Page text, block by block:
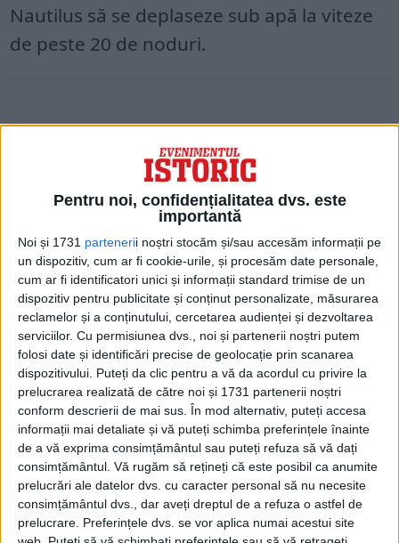
Pentru noi, confidențialitatea dvs. este
importantă
Noi și 1731 partenerii noștri stocăm și/sau accesăm informații pe
un dispozitiv, cum ar fi cookie-urile, și procesăm date personale,
cum ar fi identificatori unici și informații standard trimise de un
dispozitiv pentru publicitate și conținut personalizate, măsurarea
reclamelor și a conținutului, cercetarea audienței și dezvoltarea
serviciilor. Cu permisiunea dvs., noi și partenerii noștri putem
folosi date și identificări precise de geolocație prin scanarea
dispozitivului. Puteți da clic pentru a vă da acordul cu privire la
prelucrarea realizată de către noi și 1731 partenerii noștri
conform descrierii de mai sus. În mod alternativ, puteți accesa
informații mai detaliate și vă puteți schimba preferințele înainte
de a vă exprima consimțământul sau puteți refuza să vă dați
consimțământul. Vă rugăm să rețineți că este posibil ca anumite
prelucrări ale datelor dvs. cu caracter personal să nu necesite
consimțământul dvs., dar aveți dreptul de a refuza o astfel de
prelucrare. Preferințele dvs. se vor aplica numai acestui site
Nautilus să se deplaseze sub apă la viteze
de peste 20 de noduri.
PRIMA MISIUNE A SUBMARINULUI
NUCLEAR
În primii săi ani de serviciu, USS Nautilus a
doborât numeroase recorduri de călătorie
cu submarinul și, la 23 iulie 1958, a plecat
din Pearl Harbor, Hawaii, în cadrul
„Operațiunii Northwest Passage” – prima
traversare a Polului Nord cu submarinul.